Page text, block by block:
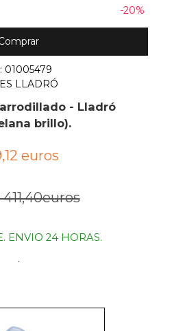
-20%
01005479
LLADRÓ
- Lladró
brillo).
euros
ENVIO 24 HORAS.
.